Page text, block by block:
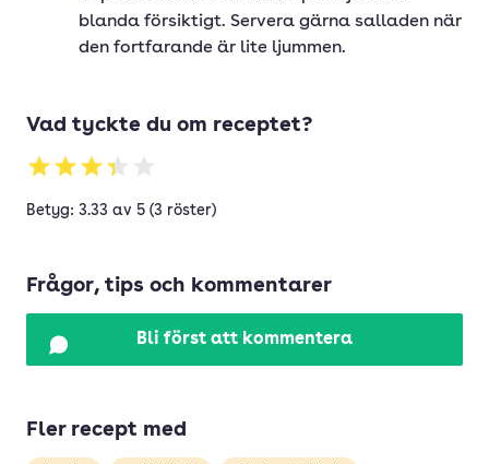
blanda försiktigt. Servera gärna salladen när
den fortfarande är lite ljummen.
Vad tyckte du om receptet?
Betyg: 3.33 av 5 (3 röster)
Frågor, tips och kommentarer
Bli först att kommentera
Fler recept med